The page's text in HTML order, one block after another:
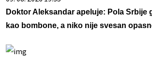
Doktor Aleksandar apeluje: Pola Srbije
kao bombone, a niko nije svesan